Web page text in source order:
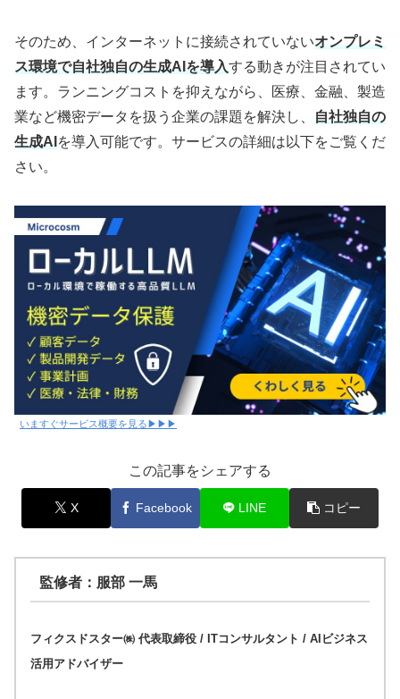
そのため、インターネットに接続されていないオンプレミ
ス環境で自社独自の生成AIを導入する動きが注目されてい
ます。ランニングコストを抑えながら、医療、金融、製造
業など機密データを扱う企業の課題を解決し、
自社独自の
生成AI を導入可能です。サービスの詳細は以下をご覧くだ
さい。
いますぐサービス概要を見る▶▶▶
この記事をシェアする
X Facebook LINE コピー
監修者：服部 一馬
フィクスドスター㈱ 代表取締役 / ITコンサルタント / AIビジネス
活用アドバイザー